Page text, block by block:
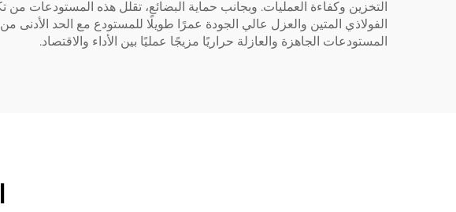
التخزين وكفاءة العمليات. وبجانب حماية البضائع، تقلل هذه المستودعات
الفولاذي المتين والعزل عالي الجودة عمرًا طويلًا للمستودع مع الحد
المستودعات الجاهزة والعازلة حراريًا مزيجًا عمليًا بين الأداء والاقتصاد.